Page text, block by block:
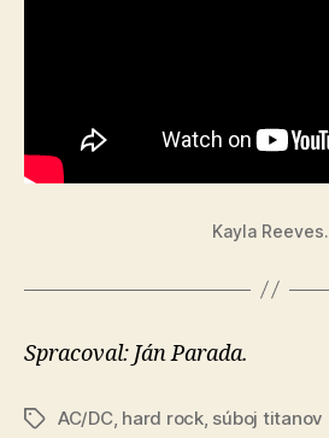
Kayla Reeves.
Spracoval: Ján Parada.
ZnačkyAC/DC, hard rock, súboj titanov